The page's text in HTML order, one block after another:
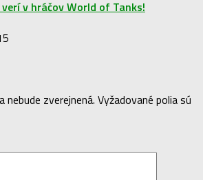
v hráčov World of Tanks!
nebude zverejnená. Vyžadované polia sú